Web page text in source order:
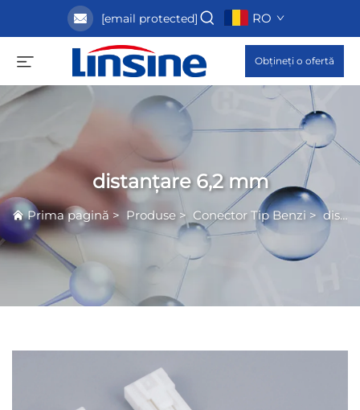
[email protected] RO
Obțineți o ofertă
distanțare 6,2 mm
Prima pagină > Produse > Conector Tip Benzi >distanțare 6,2 mm